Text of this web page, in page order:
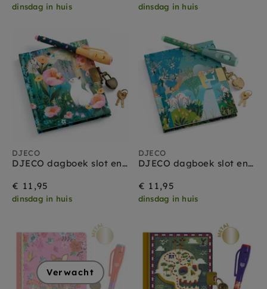
dinsdag in huis dinsdag in huis
DJECO
DJECO dagboek slot en magische pen Kendra small
€ 11,95
dinsdag in huis
DJECO
DJECO dagboek slot en magische pen Charlotte small
€ 11,95
dinsdag in huis
Verwacht